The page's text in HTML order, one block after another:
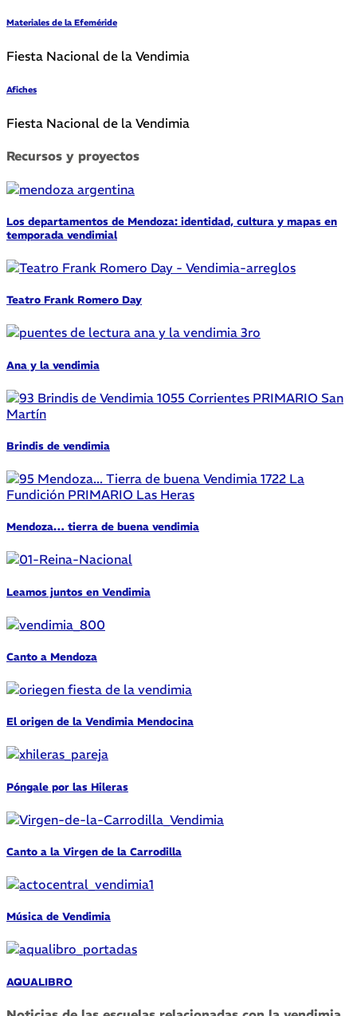
Materiales de la Efeméride
Fiesta Nacional de la Vendimia
Afiches
Fiesta Nacional de la Vendimia
Recursos y proyectos
Los departamentos de Mendoza: identidad, cultura y mapas en
temporada vendimial
Teatro Frank Romero Day
Ana y la vendimia
Brindis de vendimia
Mendoza… tierra de buena vendimia
Leamos juntos en Vendimia
Canto a Mendoza
El origen de la Vendimia Mendocina
Póngale por las Hileras
Canto a la Virgen de la Carrodilla
Música de Vendimia
AQUALIBRO